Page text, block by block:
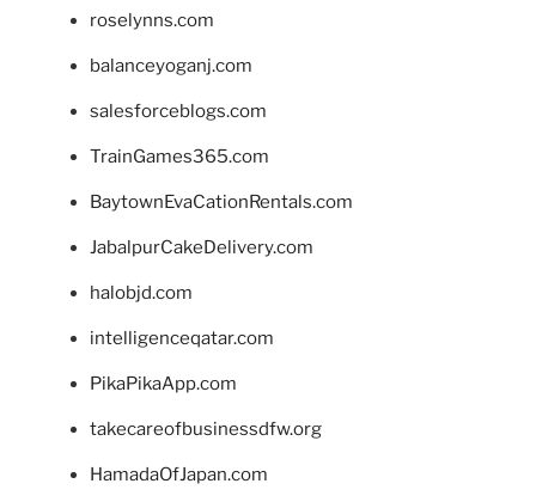
roselynns.com
balanceyoganj.com
salesforceblogs.com
TrainGames365.com
BaytownEvaCationRentals.com
JabalpurCakeDelivery.com
halobjd.com
intelligenceqatar.com
PikaPikaApp.com
takecareofbusinessdfw.org
HamadaOfJapan.com